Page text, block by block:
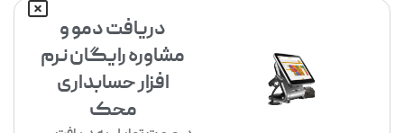
دریافت دمو و
مشاوره رایگان نرم
افزار حسابداری
محک